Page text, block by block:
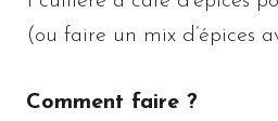
(ou faire un mix d’épices
Comment faire ?